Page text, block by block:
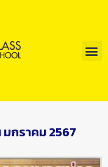
กราคม 2567